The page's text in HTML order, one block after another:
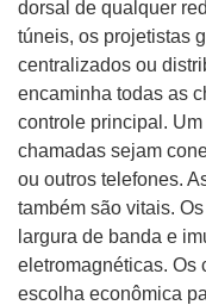
dorsal de qualquer
túneis, os projetistas
centralizados ou
encaminha todas as
controle principal.
chamadas sejam
ou outros telefones.
também são vitais.
largura de banda e
eletromagnéticas. Os
escolha econômica